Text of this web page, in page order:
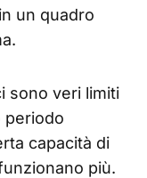
un quadro
sono veri limiti
periodo
capacità di
più.